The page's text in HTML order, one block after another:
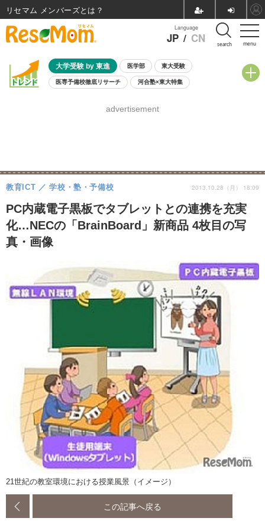
menu
Language
JP / CN search
大学受験 by 東進 医学部 東大受験
医専予備校徹底リサーチ 河合塾×東大特集
8月開催学校説明会・相談会
advertisement
PC内蔵電子黒板でタブレットとの連携を充実
化…NECの「BrainBoard」新商品 4枚目の写
真・画像
教育ICT 学校・塾・予備校 2013.10.28（月） 18:09
21世紀の教室環境における授業風景（イメージ）
この記事へ戻る
リセマム メンバーズ